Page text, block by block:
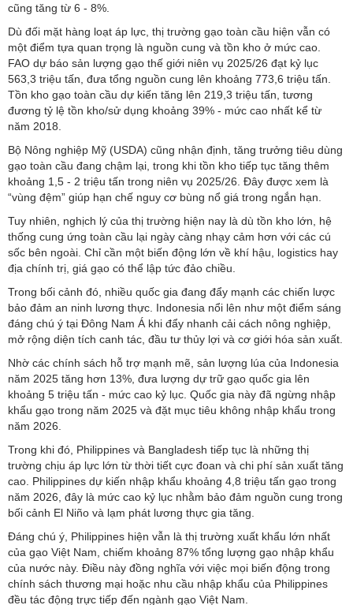
cũng tăng từ 6 - 8%.
Dù đối mặt hàng loạt áp lực, thị trường gạo toàn cầu hiện vẫn có
một điểm tựa quan trọng là nguồn cung và tồn kho ở mức cao.
FAO dự báo sản lượng gạo thế giới niên vụ 2025/26 đạt kỷ lục
563,3 triệu tấn, đưa tổng nguồn cung lên khoảng 773,6 triệu tấn.
Tồn kho gạo toàn cầu dự kiến tăng lên 219,3 triệu tấn, tương
đương tỷ lệ tồn kho/sử dụng khoảng 39% - mức cao nhất kể từ
năm 2018.
Bộ Nông nghiệp Mỹ (USDA) cũng nhận định, tăng trưởng tiêu dùng
gạo toàn cầu đang chậm lại, trong khi tồn kho tiếp tục tăng thêm
khoảng 1,5 - 2 triệu tấn trong niên vụ 2025/26. Đây được xem là
“vùng đệm” giúp hạn chế nguy cơ bùng nổ giá trong ngắn hạn.
Tuy nhiên, nghịch lý của thị trường hiện nay là dù tồn kho lớn, hệ
thống cung ứng toàn cầu lại ngày càng nhạy cảm hơn với các cú
sốc bên ngoài. Chỉ cần một biến động lớn về khí hậu, logistics hay
địa chính trị, giá gạo có thể lập tức đảo chiều.
Trong bối cảnh đó, nhiều quốc gia đang đẩy mạnh các chiến lược
bảo đảm an ninh lương thực. Indonesia nổi lên như một điểm sáng
đáng chú ý tại Đông Nam Á khi đẩy nhanh cải cách nông nghiệp,
mở rộng diện tích canh tác, đầu tư thủy lợi và cơ giới hóa sản xuất.
Nhờ các chính sách hỗ trợ mạnh mẽ, sản lượng lúa của Indonesia
năm 2025 tăng hơn 13%, đưa lượng dự trữ gạo quốc gia lên
khoảng 5 triệu tấn - mức cao kỷ lục. Quốc gia này đã ngừng nhập
khẩu gạo trong năm 2025 và đặt mục tiêu không nhập khẩu trong
năm 2026.
Trong khi đó, Philippines và Bangladesh tiếp tục là những thị
trường chịu áp lực lớn từ thời tiết cực đoan và chi phí sản xuất tăng
cao. Philippines dự kiến nhập khẩu khoảng 4,8 triệu tấn gạo trong
năm 2026, đây là mức cao kỷ lục nhằm bảo đảm nguồn cung trong
bối cảnh El Niño và lạm phát lương thực gia tăng.
Đáng chú ý, Philippines hiện vẫn là thị trường xuất khẩu lớn nhất
của gạo Việt Nam, chiếm khoảng 87% tổng lượng gạo nhập khẩu
của nước này. Điều này đồng nghĩa với việc mọi biến động trong
chính sách thương mại hoặc nhu cầu nhập khẩu của Philippines
đều tác động trực tiếp đến ngành gạo Việt Nam.